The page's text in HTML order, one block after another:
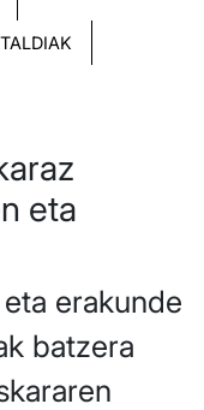
eta
erakunde
batzera